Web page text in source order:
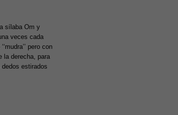
sílaba Om y
veces cada
pero con
la derecha, para
estirados